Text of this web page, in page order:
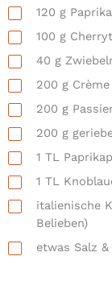
120 g Paprika
100 g
40 g
200 g
200 g
200 g
1 TL
1 TL
italienische
Belieben)
etwas Salz